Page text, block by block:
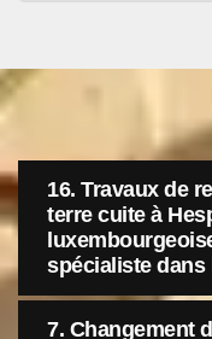
16. Travaux de
terre cuite à
spécialiste dans
7. Changement